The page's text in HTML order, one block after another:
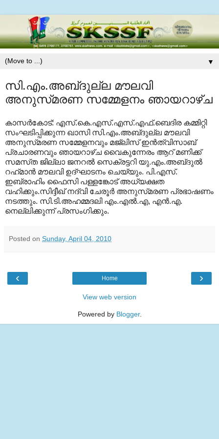
▼
സി.എം.അബ്‌ദുല്ല മൗലവി
അനുസ്‌മരണ സമ്മേളനം ഞായറാഴ്‌ച
കാസര്‍കോട്‌: എസ്‌.കെ.എസ്‌.എസ്‌.എഫ്‌.ബെദിര കമ്മിറ്റി
സംഘടിപ്പിക്കുന്ന ഖാസി സി.എം.അബ്‌ദുല്ല മൗലവി
അനുസ്‌മരണ സമ്മേളനവും മജ്‌ലിസ്‌ ഇന്‍ത്വിസാബ്‌
പ്രചാരണവും ഞായറാഴ്‌ച വൈകുന്നേരം ആറ്‌ മണിക്ക്‌
സമസ്‌ത ജില്ലാ ജനറല്‍ സെക്രട്ടറി യു.എം.അബ്‌ദുല്‍
റഹ്‌മാന്‍ മൗലവി ഉദ്‌ഘാടനം ചെയ്യും. പി.എസ്‌.
ഇബ്രാഹിം ഫൈസി പള്ളങ്കോട്‌ അധ്യക്ഷത
വഹിക്കും.സിദ്ദീഖ്‌ നദ്‌വി ചേരൂര്‍ അനുസ്‌മരണ പ്രഭാഷണം
നടത്തും. സി.ടി.അഹമ്മദലി എം.എല്‍.എ, എന്‍.എ.
നെല്ലിക്കുന്ന്‌ പ്രസംഗിക്കും.
Posted on Sunday, April 04, 2010
‹ ›
Home
View web version
Powered by Blogger.